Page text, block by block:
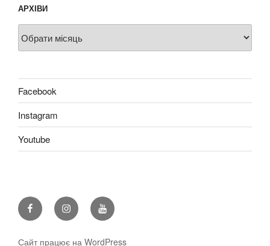
АРХІВИ
Facebook
Instagram
Youtube
FacebookInstagramYoutube
Сайт працює на WordPress